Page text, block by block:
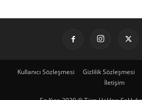
Kullanıcı Sözleşmesi Gizlilik Sözleşmesi
İletişim